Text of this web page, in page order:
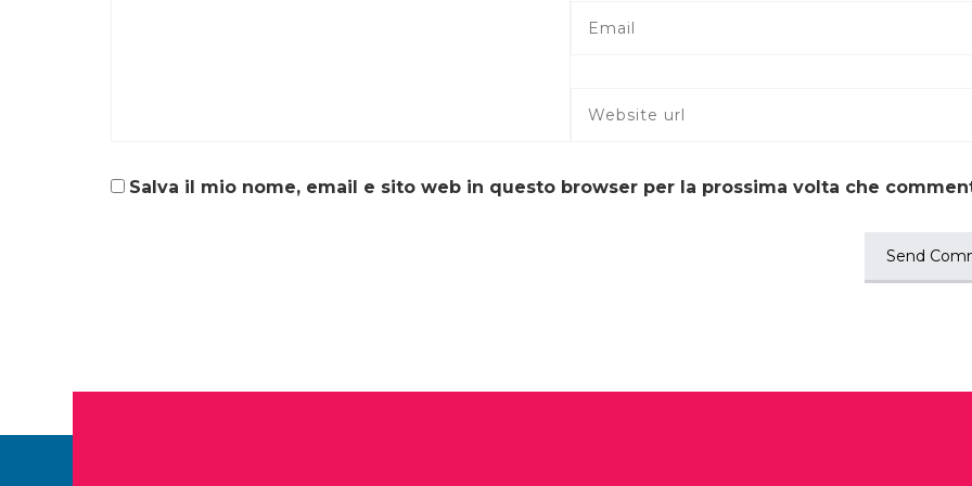
Salva il mio nome, email e sito web in questo browser per la prossima volta che